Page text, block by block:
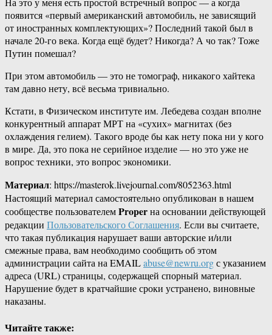
появится «первый американский автомобиль, не зависящий
от иностранных комплектующих»? Последний такой был в
начале 20-го века. Когда ещё будет? Никогда? А чо так? Тоже
Путин помешал?
При этом автомобиль — это не томограф, никакого хайтека
там давно нету, всё весьма тривиально.
Кстати, в Физическом институте им. Лебедева создан вполне
конкурентный аппарат МРТ на «сухих» магнитах (без
охлаждения гелием). Такого вроде бы как нету пока ни у кого
в мире. Да, это пока не серийное изделие — но это уже не
вопрос техники, это вопрос экономики.
Материал: https://masterok.livejournal.com/8052363.html
Настоящий материал самостоятельно опубликован в нашем
сообществе пользователемProperна основании действующей
редакции Пользовательского Соглашения. Если вы считаете,
что такая публикация нарушает ваши авторские и/или
смежные права, вам необходимо сообщить об этом
администрации сайта на EMAILabuse@newru.orgс указанием
адреса (URL) страницы, содержащей спорный материал.
Нарушение будет в кратчайшие сроки устранено, виновные
наказаны.
Читайте также: